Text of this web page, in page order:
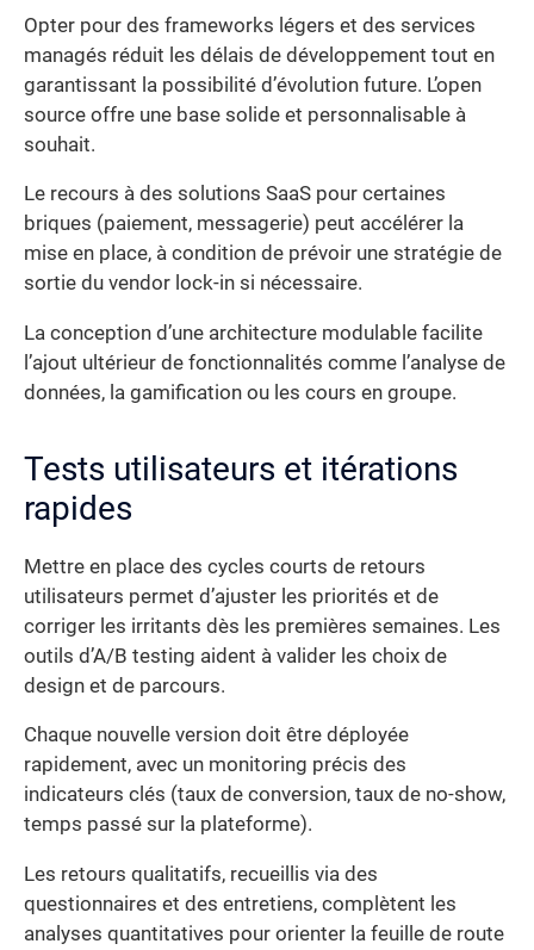
Opter pour des frameworks légers et des services
managés réduit les délais de développement tout en
garantissant la possibilité d’évolution future. L’open
source offre une base solide et personnalisable à
souhait.
Le recours à des solutions SaaS pour certaines
briques (paiement, messagerie) peut accélérer la
mise en place, à condition de prévoir une stratégie de
sortie du vendor lock-in si nécessaire.
La conception d’une architecture modulable facilite
l’ajout ultérieur de fonctionnalités comme l’analyse de
données, la gamification ou les cours en groupe.
Tests utilisateurs et itérations
rapides
Mettre en place des cycles courts de retours
utilisateurs permet d’ajuster les priorités et de
corriger les irritants dès les premières semaines. Les
outils d’A/B testing aident à valider les choix de
design et de parcours.
Chaque nouvelle version doit être déployée
rapidement, avec un monitoring précis des
indicateurs clés (taux de conversion, taux de no-show,
temps passé sur la plateforme).
Les retours qualitatifs, recueillis via des
questionnaires et des entretiens, complètent les
analyses quantitatives pour orienter la feuille de route